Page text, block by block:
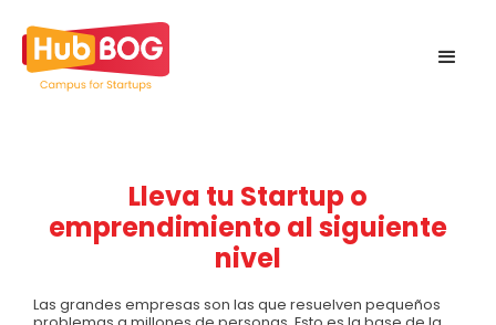
Lleva tu Startup o
emprendimiento al siguiente
nivel
Las grandes empresas son las que resuelven pequeños